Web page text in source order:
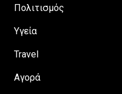
Πολιτισμός
Υγεία
Travel
Αγορά